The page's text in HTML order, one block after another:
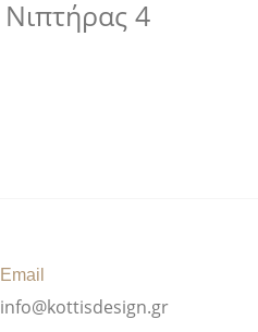
Νιπτήρας 4
Email
info@kottisdesign.gr